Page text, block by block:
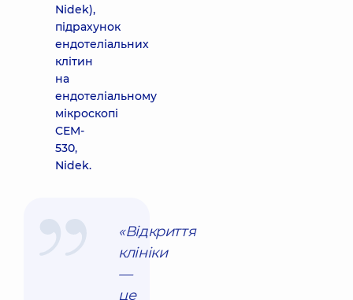
Nidek),
підрахунок
ендотеліальних
клітин
на
ендотеліальному
мікроскопі
CEM-
530,
Nidek.
«Відкриття
клініки
—
це